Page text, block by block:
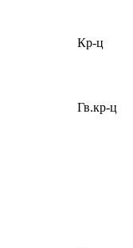
Кр-ц
Гв.кр-ц